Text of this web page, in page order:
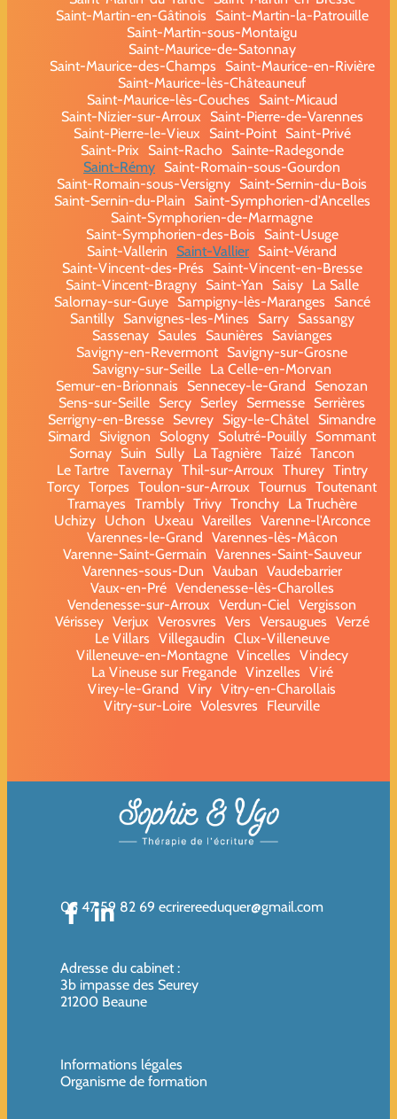
Saint-Martin-en-Gâtinois
Saint-Martin-la-Patrouille
Saint-Martin-sous-Montaigu
Saint-Maurice-de-Satonnay
Saint-Maurice-des-Champs
Saint-Maurice-en-Rivière
Saint-Maurice-lès-Châteauneuf
Saint-Maurice-lès-Couches
Saint-Micaud
Saint-Nizier-sur-Arroux
Saint-Pierre-de-Varennes
Saint-Pierre-le-Vieux
Saint-Point
Saint-Privé
Saint-Prix
Saint-Racho
Sainte-Radegonde
Saint-Rémy Saint-Romain-sous-Gourdon
Saint-Romain-sous-Versigny Saint-Sernin-du-Bois
Saint-Sernin-du-Plain
Saint-Symphorien-d'Ancelles
Saint-Symphorien-de-Marmagne
Saint-Symphorien-des-Bois
Saint-Usuge
Saint-Vallerin
Saint-Vallier Saint-Vérand
Saint-Vincent-des-Prés
Saint-Vincent-en-Bresse
Saint-Vincent-Bragny
Saint-Yan Saisy
La Salle
Salornay-sur-Guye
Sampigny-lès-Maranges
Sancé
Santilly
Sanvignes-les-Mines Sarry
Sassangy
Sassenay
Saules Saunières
Savianges
Savigny-en-Revermont Savigny-sur-Grosne
Savigny-sur-Seille La Celle-en-Morvan
Semur-en-Brionnais
Sennecey-le-Grand
Senozan
Sens-sur-Seille Sercy Serley Sermesse Serrières
Serrigny-en-Bresse Sevrey Sigy-le-Châtel
Simandre
Simard
Sivignon Sologny Solutré-Pouilly Sommant
Sornay Suin Sully La Tagnière Taizé Tancon
Le Tartre Tavernay Thil-sur-Arroux Thurey Tintry
Torcy Torpes Toulon-sur-Arroux Tournus Toutenant
Tramayes Trambly Trivy Tronchy
La Truchère
Uchizy
Uchon Uxeau Vareilles Varenne-l'Arconce
Varennes-le-Grand Varennes-lès-Mâcon
Varenne-Saint-Germain Varennes-Saint-Sauveur
Varennes-sous-Dun Vauban Vaudebarrier
Vaux-en-Pré Vendenesse-lès-Charolles
Vendenesse-sur-Arroux Verdun-Ciel Vergisson
Vérissey Verjux Verosvres Vers Versaugues Verzé
Le Villars Villegaudin Clux-Villeneuve
Villeneuve-en-Montagne Vincelles Vindecy
La Vineuse sur Fregande Vinzelles Viré
Virey-le-Grand Viry Vitry-en-Charollais
Vitry-sur-Loire Volesvres Fleurville
06 47 59 82 69 ecrirereeduquer@gmail.com
Adresse du cabinet :
3b impasse des Seurey
21200 Beaune
Informations légales
Organisme de formation